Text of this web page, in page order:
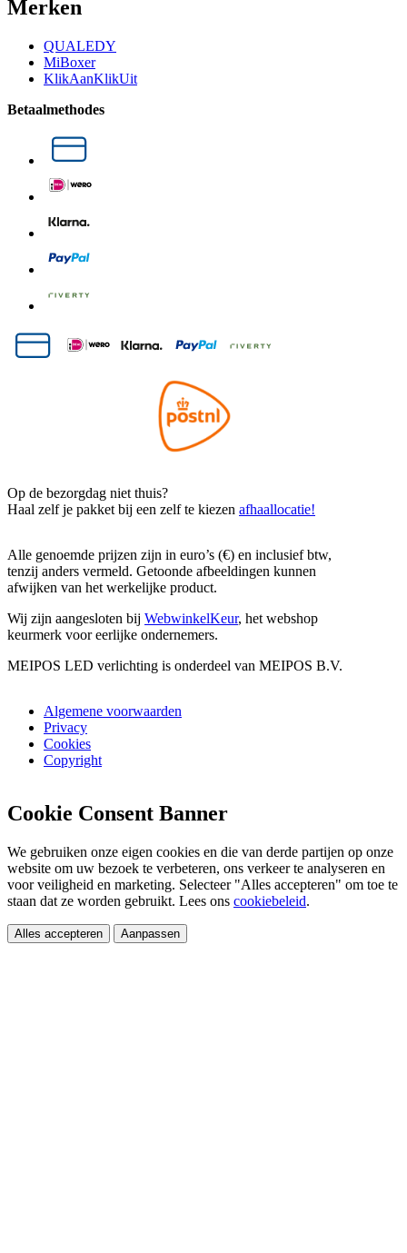
Merken
QUALEDY
MiBoxer
KlikAanKlikUit
Betaalmethodes
Op de bezorgdag niet thuis?
Haal zelf je pakket bij een zelf te kiezen afhaallocatie!
Alle genoemde prijzen zijn in euro’s (€) en inclusief btw,
tenzij anders vermeld. Getoonde afbeeldingen kunnen
afwijken van het werkelijke product.
Wij zijn aangesloten bij WebwinkelKeur, het webshop
keurmerk voor eerlijke ondernemers.
MEIPOS LED verlichting is onderdeel van MEIPOS B.V.
Algemene voorwaarden
Privacy
Cookies
Copyright
Cookie Consent Banner
We gebruiken onze eigen cookies en die van derde partijen op onze
website om uw bezoek te verbeteren, ons verkeer te analyseren en
voor veiligheid en marketing. Selecteer "Alles accepteren" om toe te
staan dat ze worden gebruikt. Lees ons cookiebeleid.
Alles accepteren Aanpassen